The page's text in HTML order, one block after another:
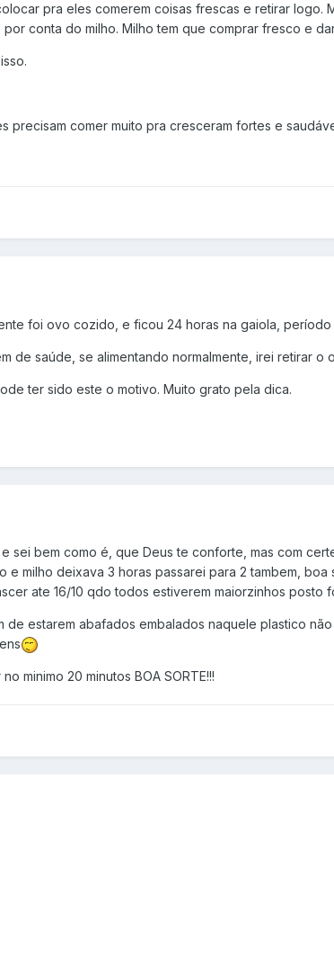
pra eles comerem coisas frescas e retirar
conta do milho. Milho tem que comprar fresco e
precisam comer muito pra cresceram fortes e
foi ovo cozido, e ficou 24 horas na gaiola,
de saúde, se alimentando normalmente, irei retirar o
ter sido este o motivo. Muito grato pela dica.
sei bem como é, que Deus te conforte, mas com
milho deixava 3 horas passarei para 2 tambem,
ate 16/10 qdo todos estiverem maiorzinhos posto
de estarem abafados embalados naquele plastico
minimo 20 minutos BOA SORTE!!!